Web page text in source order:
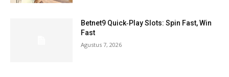
Betnet9 Quick‑Play Slots: Spin Fast, Win
Fast
Agustus 7, 2026